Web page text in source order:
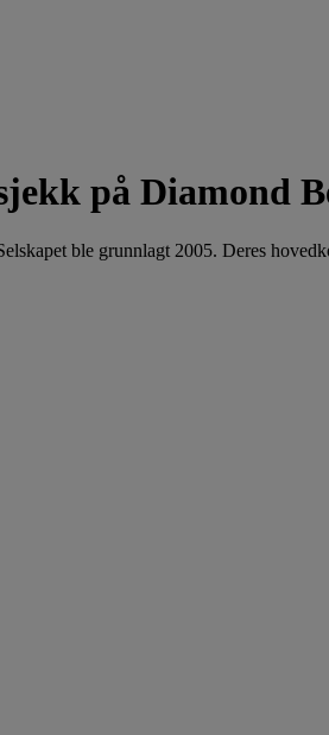
på Diamond
ble grunnlagt 2005. Deres